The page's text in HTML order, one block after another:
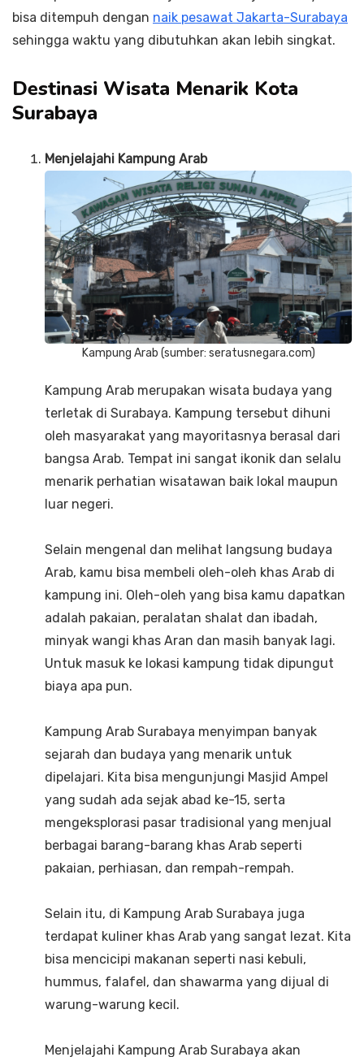
bisa ditempuh dengan naik pesawat Jakarta-Surabaya
sehingga waktu yang dibutuhkan akan lebih singkat.
Destinasi Wisata Menarik Kota
Surabaya
Menjelajahi Kampung Arab
Kampung Arab (sumber: seratusnegara.com)
Kampung Arab merupakan wisata budaya yang
terletak di Surabaya. Kampung tersebut dihuni
oleh masyarakat yang mayoritasnya berasal dari
bangsa Arab. Tempat ini sangat ikonik dan selalu
menarik perhatian wisatawan baik lokal maupun
luar negeri.
Selain mengenal dan melihat langsung budaya
Arab, kamu bisa membeli oleh-oleh khas Arab di
kampung ini. Oleh-oleh yang bisa kamu dapatkan
adalah pakaian, peralatan shalat dan ibadah,
minyak wangi khas Aran dan masih banyak lagi.
Untuk masuk ke lokasi kampung tidak dipungut
biaya apa pun.
Kampung Arab Surabaya menyimpan banyak
sejarah dan budaya yang menarik untuk
dipelajari. Kita bisa mengunjungi Masjid Ampel
yang sudah ada sejak abad ke-15, serta
mengeksplorasi pasar tradisional yang menjual
berbagai barang-barang khas Arab seperti
pakaian, perhiasan, dan rempah-rempah.
Selain itu, di Kampung Arab Surabaya juga
terdapat kuliner khas Arab yang sangat lezat. Kita
bisa mencicipi makanan seperti nasi kebuli,
hummus, falafel, dan shawarma yang dijual di
warung-warung kecil.
Menjelajahi Kampung Arab Surabaya akan